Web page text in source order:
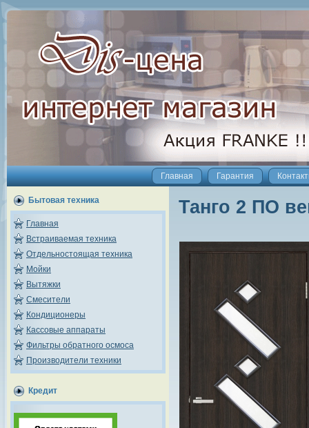
Главная Гарантия
Бытовая техника
Главная
Встраиваемая техника
Отдельностоящая техника
Мойки
Вытяжки
Смесители
Кондиционеры
Кассовые аппараты
Фильтры обратного осмоса
Производители техники
Кредит
Танго 2 ПО